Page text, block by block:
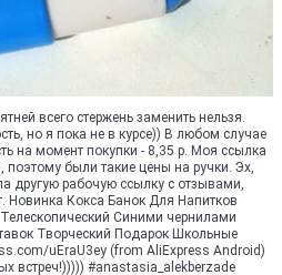
всего стержень заменить нельзя.
но я пока не в курсе)) В любом случае
на момент покупки - 8,35 р. Моя ссылка
поэтому были такие цены на ручки. Эх,
другую рабочую ссылку с отзывами,
Новинка Кокса Банок Для Напитков
Синими чернилами
Творческий Подарок Школьные
uEraU3ey (from AliExpress Android)
встреч!))))) #anastasia_alekberzade